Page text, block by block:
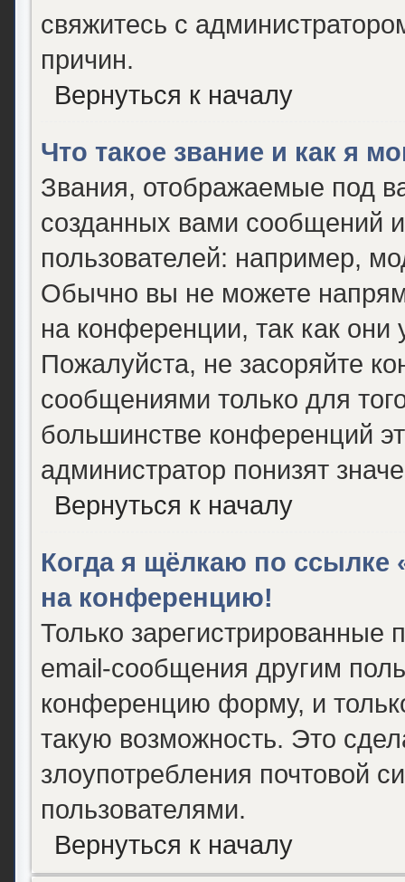
свяжитесь с
причин.
Вернуться к началу
Что такое звание и как я
Звания, отображаемые под
созданных вами сообщений
пользователей: например,
Обычно вы не можете
на конференции, так как
Пожалуйста, не засоряйте
сообщениями только для
большинстве конференций
администратор понизят
Вернуться к началу
Когда я щёлкаю по ссылке
на конференцию!
Только зарегистрированные
email-сообщения другим
конференцию форму, и
такую возможность. Это
злоупотребления почтовой
пользователями.
Вернуться к началу